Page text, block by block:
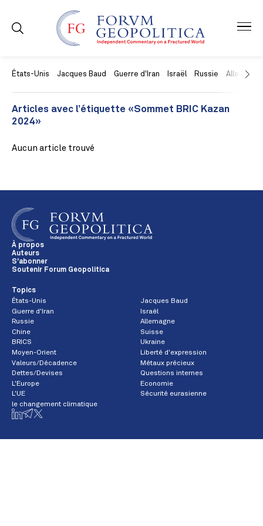
États-Unis Jacques Baud Guerre d'Iran Israël Russie Allemagne
Articles avec l’étiquette «Sommet BRIC Kazan
2024»
Aucun article trouvé
À propos
Auteurs
S'abonner
Soutenir Forum Geopolitica
Topics
États-Unis
Jacques Baud
Guerre d'Iran
Israël
Russie
Allemagne
Chine
Suisse
BRICS
Ukraine
Moyen-Orient
Liberté d'expression
Valeurs/Décadence
Métaux précieux
Dettes/Devises
Questions internes
L'Europe
Economie
L'UE
Sécurité eurasienne
le changement climatique